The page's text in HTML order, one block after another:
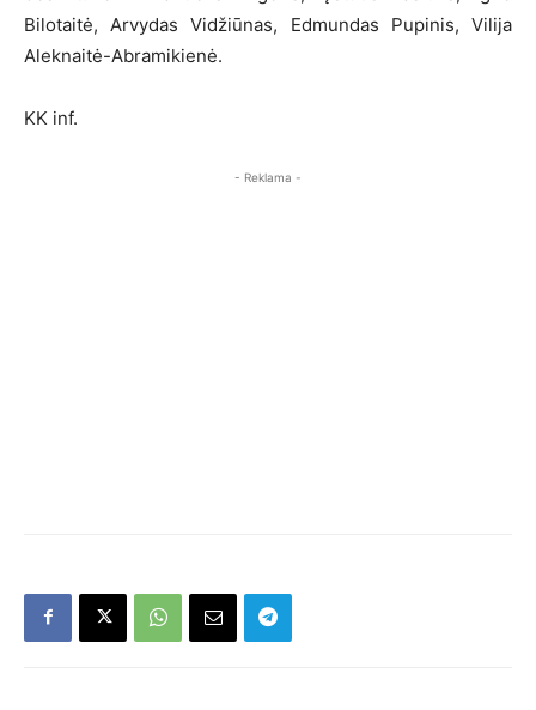
Bilotaitė, Arvydas Vidžiūnas, Edmundas Pupinis, Vilija
Aleknaitė-Abramikienė.
KK inf.
- Reklama -